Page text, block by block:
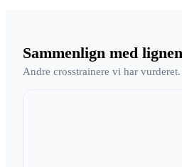
Sammenlign med
Andre crosstrainere vi har vurderet.